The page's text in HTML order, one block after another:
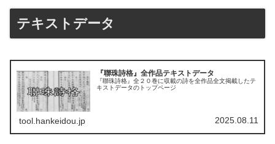
テキストデータ
『聯珠詩格』全作品テキストデータ
『聯珠詩格』全２０巻に収載の詩を全作品全文掲載したテ
キストデータのトップページ
tool.hankeidou.jp 2025.08.11